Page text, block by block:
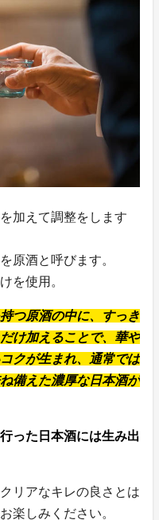
加えて調整をします
原酒と呼びます。
を使用。
つ原酒の中に、すっき
け加えることで、華や
クが生まれ、通常では
備えた濃厚な日本酒が
った日本酒には生み出
リアなキレの良さとは
楽しみください。